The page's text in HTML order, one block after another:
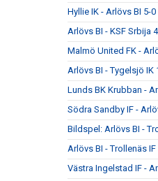
Hyllie IK - Arlövs BI 5-0
Arlövs BI - KSF Srbija
Malmö United FK -
Arlövs BI - Tygelsjö IK
Lunds BK Krubban -
Södra Sandby IF -
Bildspel: Arlövs BI -
Arlövs BI - Trollenäs IF
Västra Ingelstad IF -